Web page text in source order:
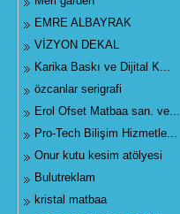
EMRE ALBAYRAK
VİZYON DEKAL
Karika Baskı ve Dijital K...
özcanlar serigrafi
Erol Ofset Matbaa san. ve...
Pro-Tech Bilişim Hizmetle...
Onur kutu kesim atölyesi
Bulutreklam
kristal matbaa